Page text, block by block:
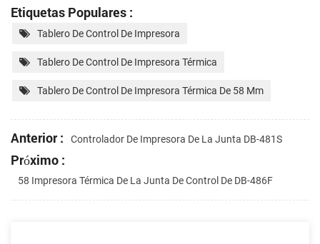
Etiquetas Populares :
Tablero De Control De Impresora
Tablero De Control De Impresora Térmica
Tablero De Control De Impresora Térmica De 58 Mm
Anterior : Controlador De Impresora De La Junta DB-481S
Próximo :
58 Impresora Térmica De La Junta De Control De DB-486F